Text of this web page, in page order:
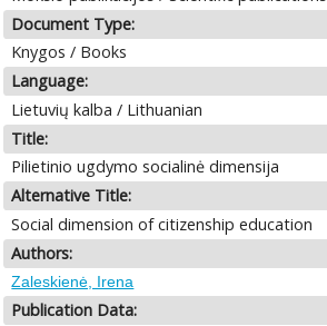
Document Type:
Knygos / Books
Language:
Lietuvių kalba / Lithuanian
Title:
Pilietinio ugdymo socialinė dimensija
Alternative Title:
Social dimension of citizenship education
Authors:
Zaleskienė, Irena
Publication Data: